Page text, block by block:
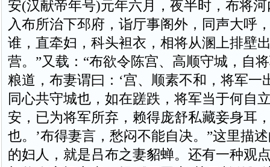
安(汉献帝年号)元年六月，夜半时，布将
入布所治下邳府，诣厅事阁外，同声大呼
谁，直牵妇，科头袒衣，相将从溷上排壁
营。”又载：“布欲令陈宫、高顺守城，自
粮道，布妻谓曰：‘宫、顺素不和，将军一
同心共守城也，如在蹉跌，将军当于何自
安，已为将军所弃，赖得庞舒私藏妾身耳
也。’布得妻言，愁闷不能自决。”这里描
的妇人，就是吕布之妻貂蝉。还有一种观